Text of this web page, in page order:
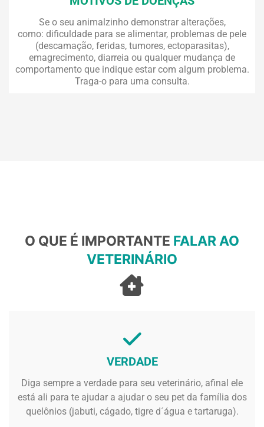
Se o seu animalzinho demonstrar alterações,
como: dificuldade para se alimentar, problemas de pele
(descamação, feridas, tumores, ectoparasitas),
emagrecimento, diarreia ou qualquer mudança de
comportamento que indique estar com algum problema.
Traga-o para uma consulta.
O QUE É IMPORTANTE FALAR AO
VETERINÁRIO
VERDADE
Diga sempre a verdade para seu veterinário, afinal ele
está ali para te ajudar a ajudar o seu pet da família dos
quelônios (jabuti, cágado, tigre d´água e tartaruga).